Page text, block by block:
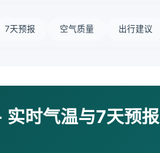
7天预报 空气质量 出行建议
实时气温与7天预报